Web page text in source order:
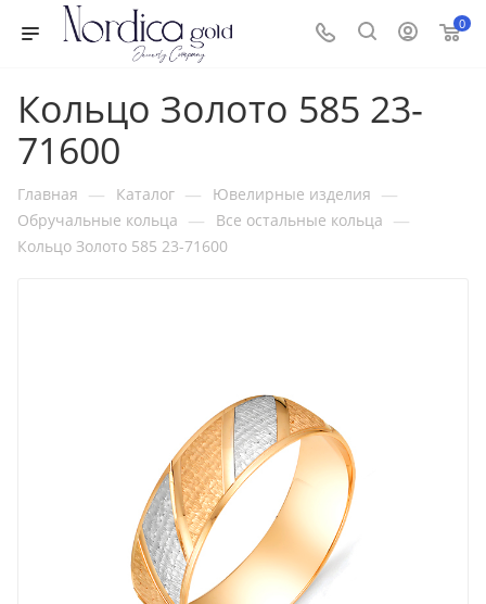
0
Кольцо Золото 585 23-
71600
Главная — Каталог — Ювелирные изделия —
Обручальные кольца — Все остальные кольца —
Кольцо Золото 585 23-71600